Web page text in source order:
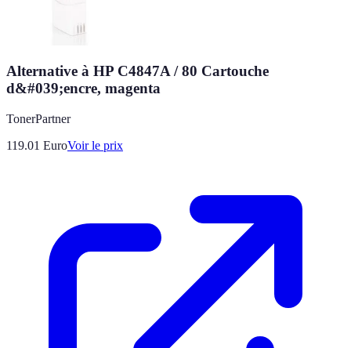
Alternative à HP C4847A / 80 Cartouche
d&#039;encre, magenta
TonerPartner
119.01 EuroVoir le prix